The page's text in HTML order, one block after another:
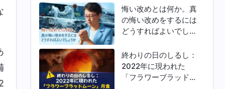
悔い改めとは何か。真
の悔い改めをするには
どうすればよいでしょ
終わりの日のしるし：
2022年に現われた
「フラワーブラッドム